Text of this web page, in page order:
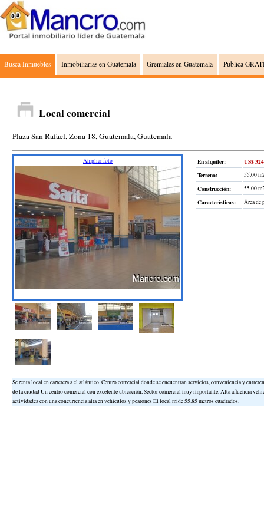
Busca Inmuebles Inmobiliarias en Guatemala Gremiales en Guatemala Publica
Local comercial
Plaza San Rafael, Zona 18, Guatemala, Guatemala
Ampliar foto En alquiler:
US$
Terreno: 55.00
Construcción: 55.00
Características: Área de
Se renta local en carretera a el atlántico. Centro comercial donde se encuentran servicios, conveniencia y
de la ciudad Un centro comercial con excelente ubicación, Sector comercial muy importante, Alta afluencia
actividades con una concurrencia alta en vehículos y peatones El local mide 55.85 metros cuadrados.